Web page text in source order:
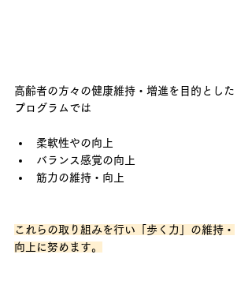
高齢者の方々の健康維持・増進を目的とした
プログラムでは
柔軟性やの向上
バランス感覚の向上
筋力の維持・向上
これらの取り組みを行い「歩く力」の維持・
向上に努めます。